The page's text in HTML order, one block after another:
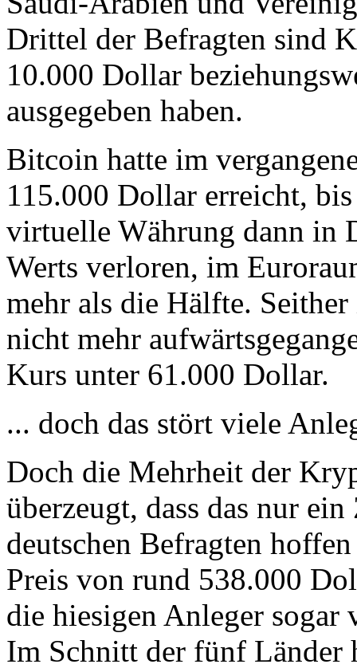
Drittel der Befragten sind
10.000 Dollar
ausgegeben haben.
Bitcoin hatte im
115.000 Dollar erreicht,
virtuelle Währung dann in
Werts verloren, im
mehr als die Hälfte.
nicht mehr
Kurs unter 61.000 Dollar.
... doch das stört viele
Doch die Mehrheit der
überzeugt, dass das nur
deutschen Befragten
Preis von rund 538.000
die hiesigen Anleger sogar
Im Schnitt der fünf Länder